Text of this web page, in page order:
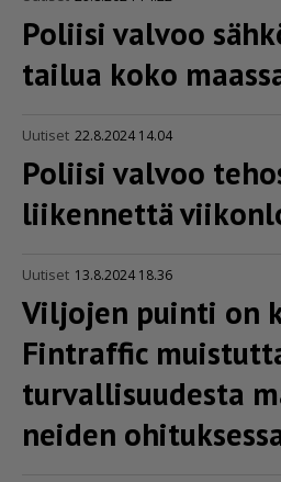
Poliisi valvoo
tailua koko
Uutiset 22.8.2024 14.04
Poliisi valvoo
liikennettä
Uutiset 13.8.2024 18.36
Viljojen puinti on
Fintraffic
tur­val­li­suu­desta
neiden